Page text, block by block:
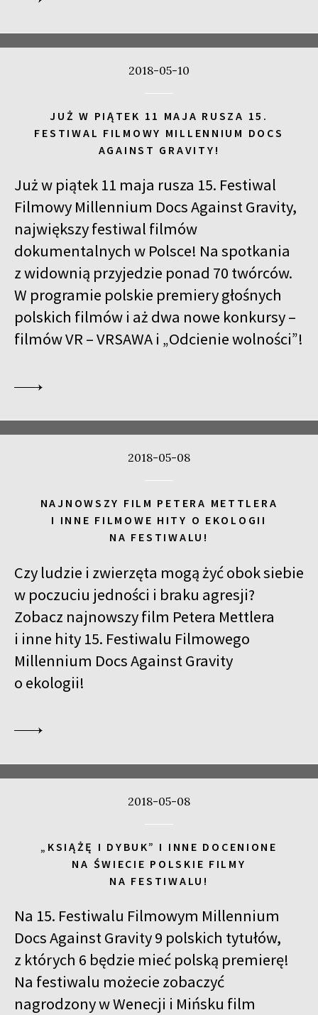
2018-05-10
JUŻ W PIĄTEK 11 MAJA RUSZA 15.
FESTIWAL FILMOWY MILLENNIUM DOCS
AGAINST GRAVITY!
Już w piątek 11 maja rusza 15. Festiwal
Filmowy Millennium Docs Against Gravity,
największy festiwal filmów
dokumentalnych w Polsce! Na spotkania
z widownią przyjedzie ponad 70 twórców.
W programie polskie premiery głośnych
polskich filmów i aż dwa nowe konkursy –
filmów VR – VRSAWA i „Odcienie wolności”!
2018-05-08
NAJNOWSZY FILM PETERA METTLERA
I INNE FILMOWE HITY O EKOLOGII
NA FESTIWALU!
Czy ludzie i zwierzęta mogą żyć obok siebie
w poczuciu jedności i braku agresji?
Zobacz najnowszy film Petera Mettlera
i inne hity 15. Festiwalu Filmowego
Millennium Docs Against Gravity
o ekologii!
2018-05-08
„KSIĄŻĘ I DYBUK” I INNE DOCENIONE
NA ŚWIECIE POLSKIE FILMY
NA FESTIWALU!
Na 15. Festiwalu Filmowym Millennium
Docs Against Gravity 9 polskich tytułów,
z których 6 będzie mieć polską premierę!
Na festiwalu możecie zobaczyć
nagrodzony w Wenecji i Mińsku film